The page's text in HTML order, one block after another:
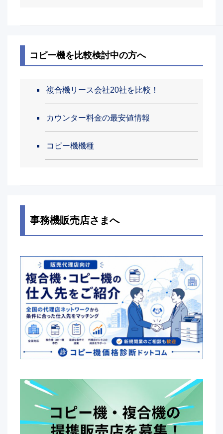
コピー機を比較検討中の方へ
複合機リース会社20社を比較！
カウンター料金の最安値情報
コピー機機種
事務機販売店さまへ